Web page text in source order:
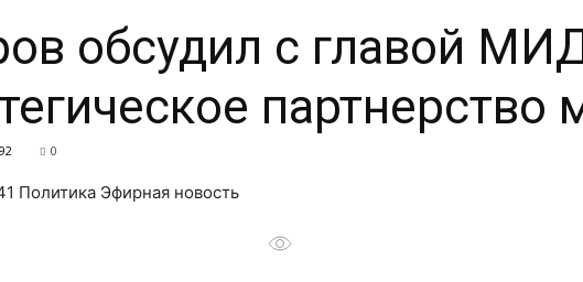
обсудил с главой
92 0
Политика Эфирная новость